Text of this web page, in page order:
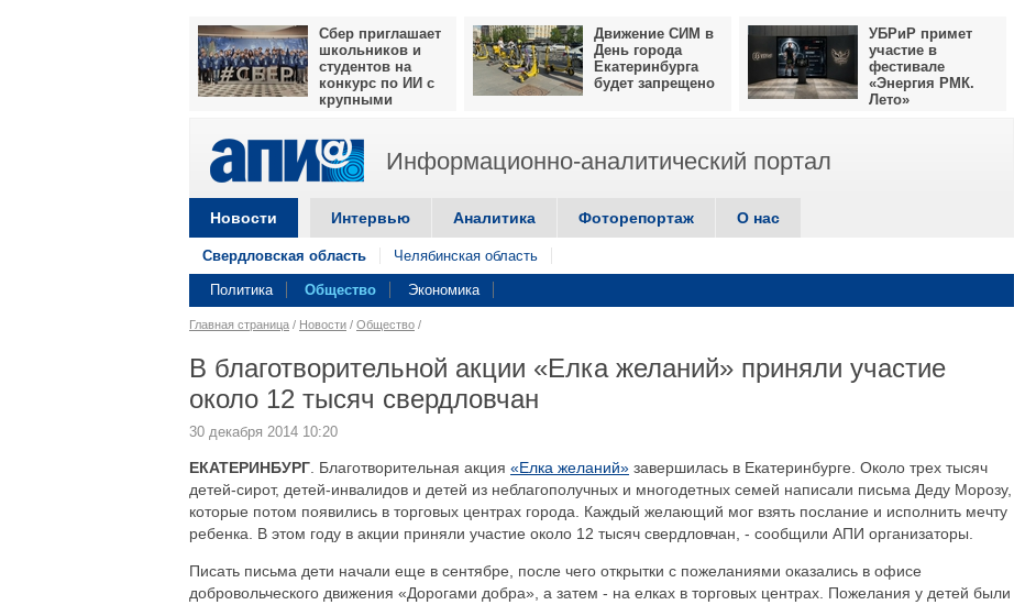
Сбер приглашает
школьников и
студентов на
конкурс по ИИ с
крупными
Движение СИМ в
День города
Екатеринбурга
будет запрещено
УБРиР примет
участие в
фестивале
«Энергия РМК.
Лето»
Информационно-аналитический портал
Новости Интервью Аналитика Фоторепортаж О нас
Свердловская область Челябинская область
Политика Общество Экономика
Главная страница / Новости / Общество /
В благотворительной акции «Елка желаний» приняли участие
около 12 тысяч свердловчан
30 декабря 2014 10:20
ЕКАТЕРИНБУРГ . Благотворительная акция «Елка желаний» завершилась в Екатеринбурге. Около трех тысяч
детей-сирот, детей-инвалидов и детей из неблагополучных и многодетных семей написали письма Деду Морозу,
которые потом появились в торговых центрах города. Каждый желающий мог взять послание и исполнить мечту
ребенка. В этом году в акции приняли участие около 12 тысяч свердловчан, - сообщили АПИ организаторы.
Писать письма дети начали еще в сентябре, после чего открытки с пожеланиями оказались в офисе
добровольческого движения «Дорогами добра», а затем - на елках в торговых центрах. Пожелания у детей были